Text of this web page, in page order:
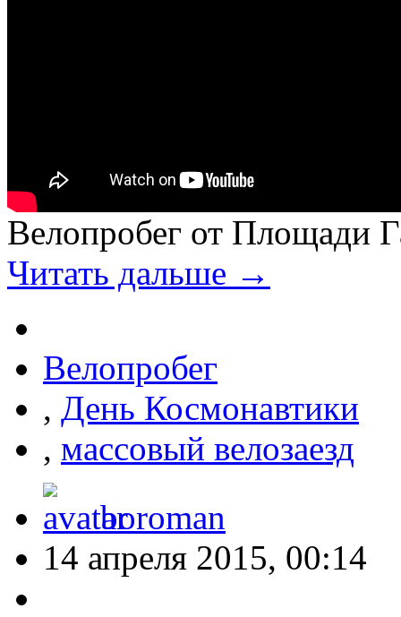
Велопробег от Площади
Читать дальше →
Велопробег
, День Космонавтики
, массовый велозаезд
boroman
14 апреля 2015, 00:14